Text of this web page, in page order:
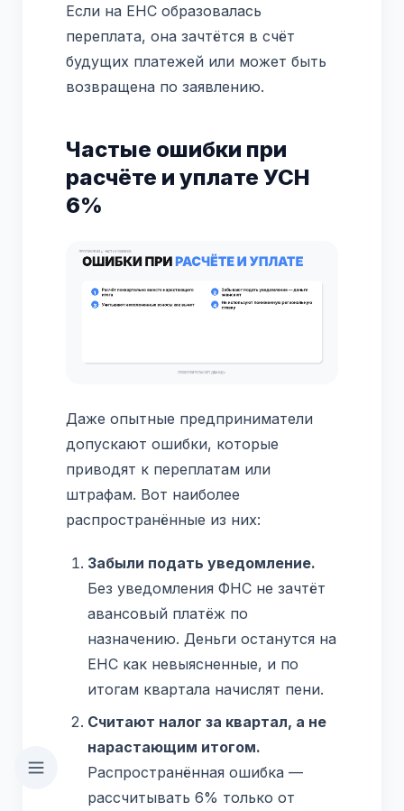
Если на ЕНС образовалась
переплата, она зачтётся в счёт
будущих платежей или может быть
возвращена по заявлению.
Частые ошибки при
расчёте и уплате УСН
6%
Даже опытные предприниматели
допускают ошибки, которые
приводят к переплатам или
штрафам. Вот наиболее
распространённые из них:
Забыли подать уведомление.
Без уведомления ФНС не зачтёт
авансовый платёж по
назначению. Деньги останутся на
ЕНС как невыясненные, и по
итогам квартала начислят пени.
Считают налог за квартал, а не
нарастающим итогом.
Распространённая ошибка —
рассчитывать 6% только от